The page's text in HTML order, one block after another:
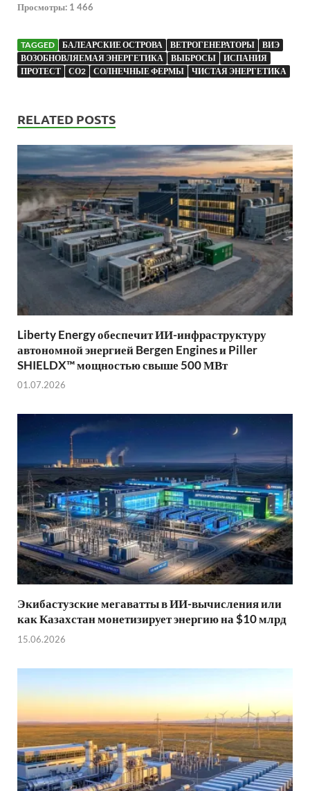
Просмотры: 1 466
TAGGED БАЛЕАРСКИЕ ОСТРОВА ВЕТРОГЕНЕРАТОРЫ
ВИЭ
ВОЗОБНОВЛЯЕМАЯ ЭНЕРГЕТИКА
ВЫБРОСЫ
ИСПАНИЯ
ПРОТЕСТ
СО2 СОЛНЕЧНЫЕ ФЕРМЫ ЧИСТАЯ ЭНЕРГЕТИКА
RELATED POSTS
Liberty Energy обеспечит ИИ-инфраструктуру
автономной энергией Bergen Engines и Piller
SHIELDX™ мощностью свыше 500 МВт
01.07.2026
Экибастузские мегаватты в ИИ-вычисления или
как Казахстан монетизирует энергию на $10 млрд
15.06.2026